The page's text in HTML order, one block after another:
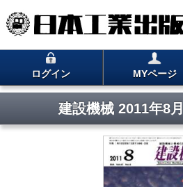
ログイン MYページ
建設機械 2011年8